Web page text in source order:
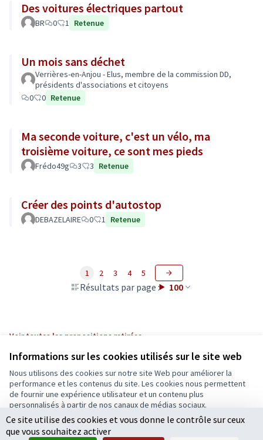
Informations sur les cookies utilisés sur le site web
Nous utilisons des cookies sur notre site Web pour améliorer la
performance et les contenus du site. Les cookies nous permettent
de fournir une expérience utilisateur et un contenu plus
personnalisés à partir de nos canaux de médias sociaux.
Tout accepter
Des voitures électriques partout
BR 0 1 Retenue
Un mois sans déchet
Verrières-en-Anjou - Elus, membre de la commission DD,
présidents d'associations et citoyens
0
0 Retenue
Ma seconde voiture, c'est un vélo, ma
troisième voiture, ce sont mes pieds
Frédo49g 3 3 Retenue
Créer des points d'autostop
DEBAZELAIRE 0 1 Retenue
Résultats par page : 100
1 2 3 4 5
Voir toutes les propositions retirées
Conditions d'utilisation
Paramètres des cookies
Ecrivons Angers sur X
(Lien externe)
Ecrivons Angers sur Facebook
(Lien externe)
Ce site utilise des cookies et vous donne le contrôle sur ceux
que vous souhaitez activer